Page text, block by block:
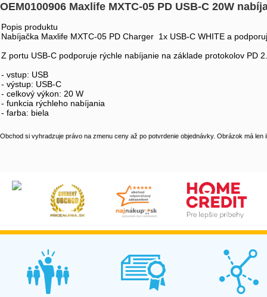
OEM0100906 Maxlife MXTC-05 PD USB-C 20W
Popis produktu
Nabíjačka Maxlife MXTC-05 PD Charger 1x USB-C WHITE a
Z portu USB-C podporuje rýchle nabíjanie na základe protokolov PD
- vstup: USB
- výstup: USB-C
- celkový výkon: 20 W
- funkcia rýchleho nabíjania
- farba: biela
Obchod si vyhradzuje právo na zmenu ceny až po potvrdenie objednávky. Obrázok má len